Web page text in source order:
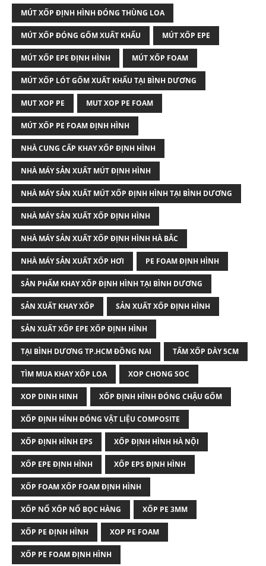
MÚT XỐP ĐỊNH HÌNH ĐÓNG THÙNG LOA
MÚT XỐP ĐÓNG GỐM XUẤT KHẨU MÚT XỐP EPE
MÚT XỐP EPE ĐỊNH HÌNH MÚT XỐP FOAM
MÚT XỐP LÓT GỐM XUẤT KHẨU TẠI BÌNH DƯƠNG
MUT XOP PE MUT XOP PE FOAM
MÚT XỐP PE FOAM ĐỊNH HÌNH
NHÀ CUNG CẤP KHAY XỐP ĐỊNH HÌNH
NHÀ MÁY SẢN XUẤT MÚT ĐỊNH HÌNH
NHÀ MÁY SẢN XUẤT MÚT XỐP ĐỊNH HÌNH TẠI BÌNH DƯƠNG
NHÀ MÁY SẢN XUẤT XỐP ĐỊNH HÌNH
NHÀ MÁY SẢN XUẤT XỐP ĐỊNH HÌNH HÀ BẮC
NHÀ MÁY SẢN XUẤT XỐP HƠI PE FOAM ĐỊNH HÌNH
SẢN PHẨM KHAY XỐP ĐỊNH HÌNH TẠI BÌNH DƯƠNG
SẢN XUẤT KHAY XỐP SẢN XUẤT XỐP ĐỊNH HÌNH
SẢN XUẤT XỐP EPE XỐP ĐỊNH HÌNH
TẠI BÌNH DƯƠNG TP.HCM ĐỒNG NAI TẤM XỐP DÀY 5CM
TÌM MUA KHAY XỐP LOA XOP CHONG SOC
XOP DINH HINH XỐP ĐỊNH HÌNH ĐÓNG CHẬU GỐM
XỐP ĐỊNH HÌNH ĐÓNG VẬT LIỆU COMPOSITE
XỐP ĐỊNH HÌNH EPS XỐP ĐỊNH HÌNH HÀ NỘI
XỐP EPE ĐỊNH HÌNH XỐP EPS ĐỊNH HÌNH
XỐP FOAM XỐP FOAM ĐỊNH HÌNH
XỐP NỔ XỐP NỔ BỌC HÀNG XỐP PE 3MM
XỐP PE ĐỊNH HÌNH XOP PE FOAM
XỐP PE FOAM ĐỊNH HÌNH